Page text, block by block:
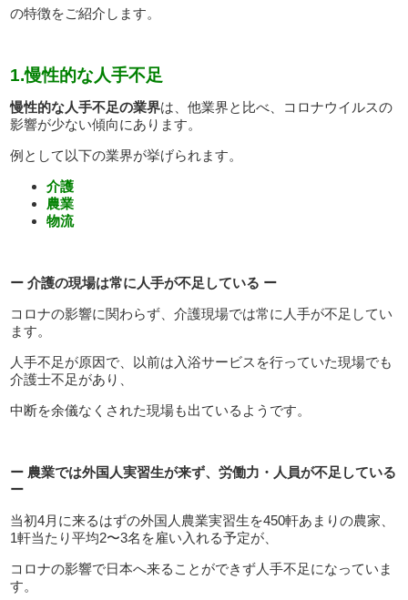
の特徴をご紹介します。
1.慢性的な人手不足
慢性的な人手不足の業界は、他業界と比べ、コロナウイルスの
影響が少ない傾向にあります。
例として以下の業界が挙げられます。
介護
農業
物流
ー 介護の現場は常に人手が不足している ー
コロナの影響に関わらず、介護現場では常に人手が不足してい
ます。
人手不足が原因で、以前は入浴サービスを行っていた現場でも
介護士不足があり、
中断を余儀なくされた現場も出ているようです。
ー 農業では外国人実習生が来ず、労働力・人員が不足している
ー
当初4月に来るはずの外国人農業実習生を450軒あまりの農家、
1軒当たり平均2〜3名を雇い入れる予定が、
コロナの影響で日本へ来ることができず人手不足になっていま
す。